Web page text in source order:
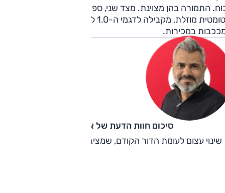
התמורה בהן מצוינת. מצד שני, ספארק מחסירה גרסה
אוטומטית מוזלת, מקבילה לדגמי ה-1.0 ליטר של המתחרות
במכירות.
סיכום חוות הדעת של אוהד אלגוב
שינוי עצום לעומת הדור הקודם, שמציב אותה בחזית הקטגוריה.